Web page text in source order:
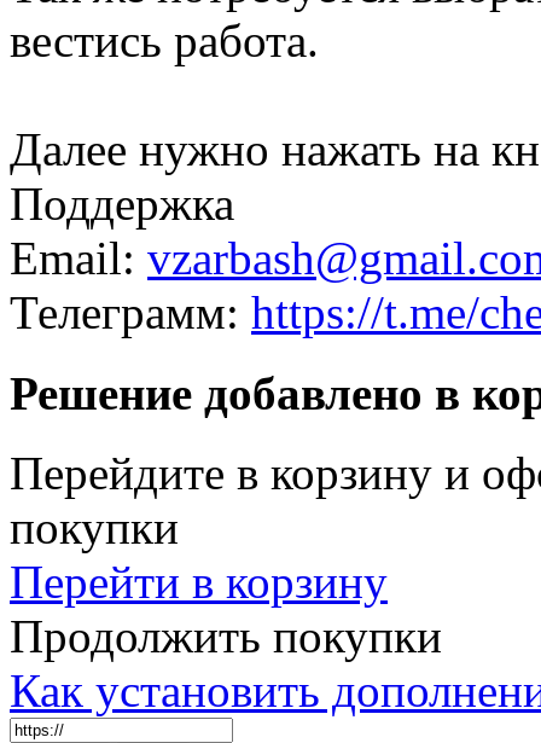
вестись работа.
Далее нужно нажать на
Поддержка
Email:
Телеграмм: https://t.me/
Решение добавлено в
Перейдите в корзину и
покупки
Перейти в корзину
Продолжить покупки
Как установить